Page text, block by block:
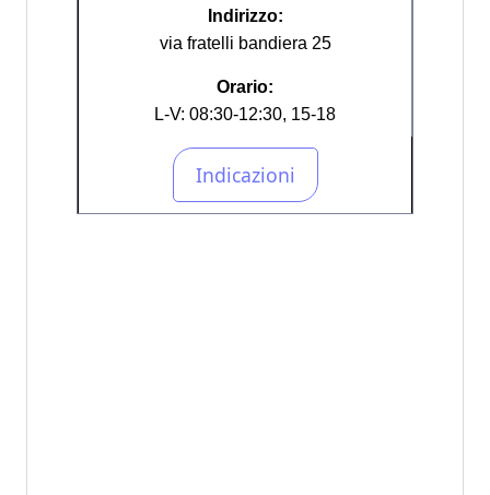
Indirizzo:
via fratelli bandiera 25
Orario:
L-V: 08:30-12:30, 15-18